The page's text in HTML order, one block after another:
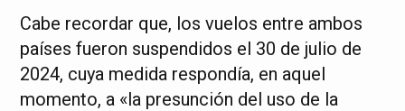
Cabe recordar que, los vuelos entre ambos
países fueron suspendidos el 30 de julio de
2024, cuya medida respondía, en aquel
momento, a «la presunción del uso de la